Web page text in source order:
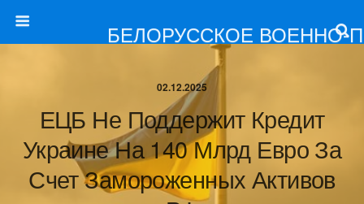
БЕЛОРУССКОЕ ВОЕННО-
02.12.2025
ЕЦБ Не Поддержит Кредит
Украине На 140 Млрд Евро За
Счет Замороженных Активов